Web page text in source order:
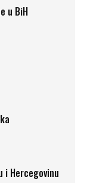
u BiH
i Hercegovinu